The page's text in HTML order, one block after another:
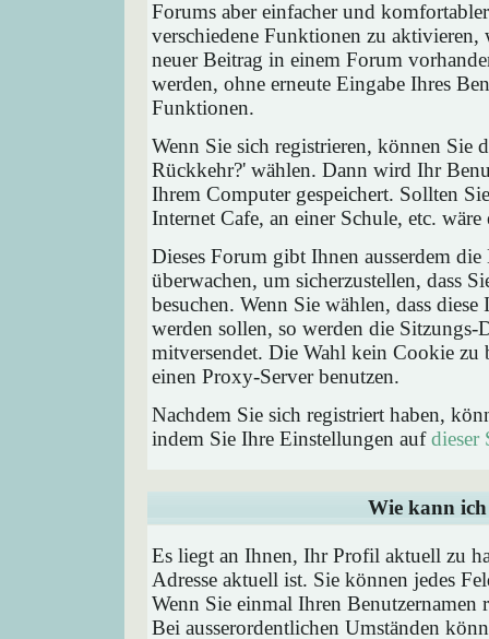
Forums aber einfacher und
verschiedene Funktionen zu
neuer Beitrag in einem Forum
werden, ohne erneute Eingabe Ihres
Funktionen.
Wenn Sie sich registrieren, können Sie
Rückkehr?' wählen. Dann wird Ihr
Ihrem Computer gespeichert. Sollten
Internet Cafe, an einer Schule, etc.
Dieses Forum gibt Ihnen ausserdem
überwachen, um sicherzustellen, dass
besuchen. Wenn Sie wählen, dass
werden sollen, so werden die
mitversendet. Die Wahl kein Cookie zu
einen Proxy-Server benutzen.
Nachdem Sie sich registriert haben,
indem Sie Ihre Einstellungen aufdieser
Wie kann
Es liegt an Ihnen, Ihr Profil aktuell zu
Adresse aktuell ist. Sie können jedes
Wenn Sie einmal Ihren
Bei ausserordentlichen Umständen